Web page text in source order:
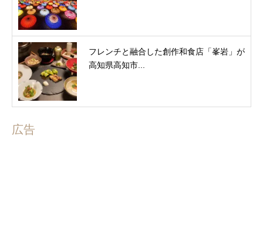
フレンチと融合した創作和食店「峯岩」が
高知県高知市...
広告